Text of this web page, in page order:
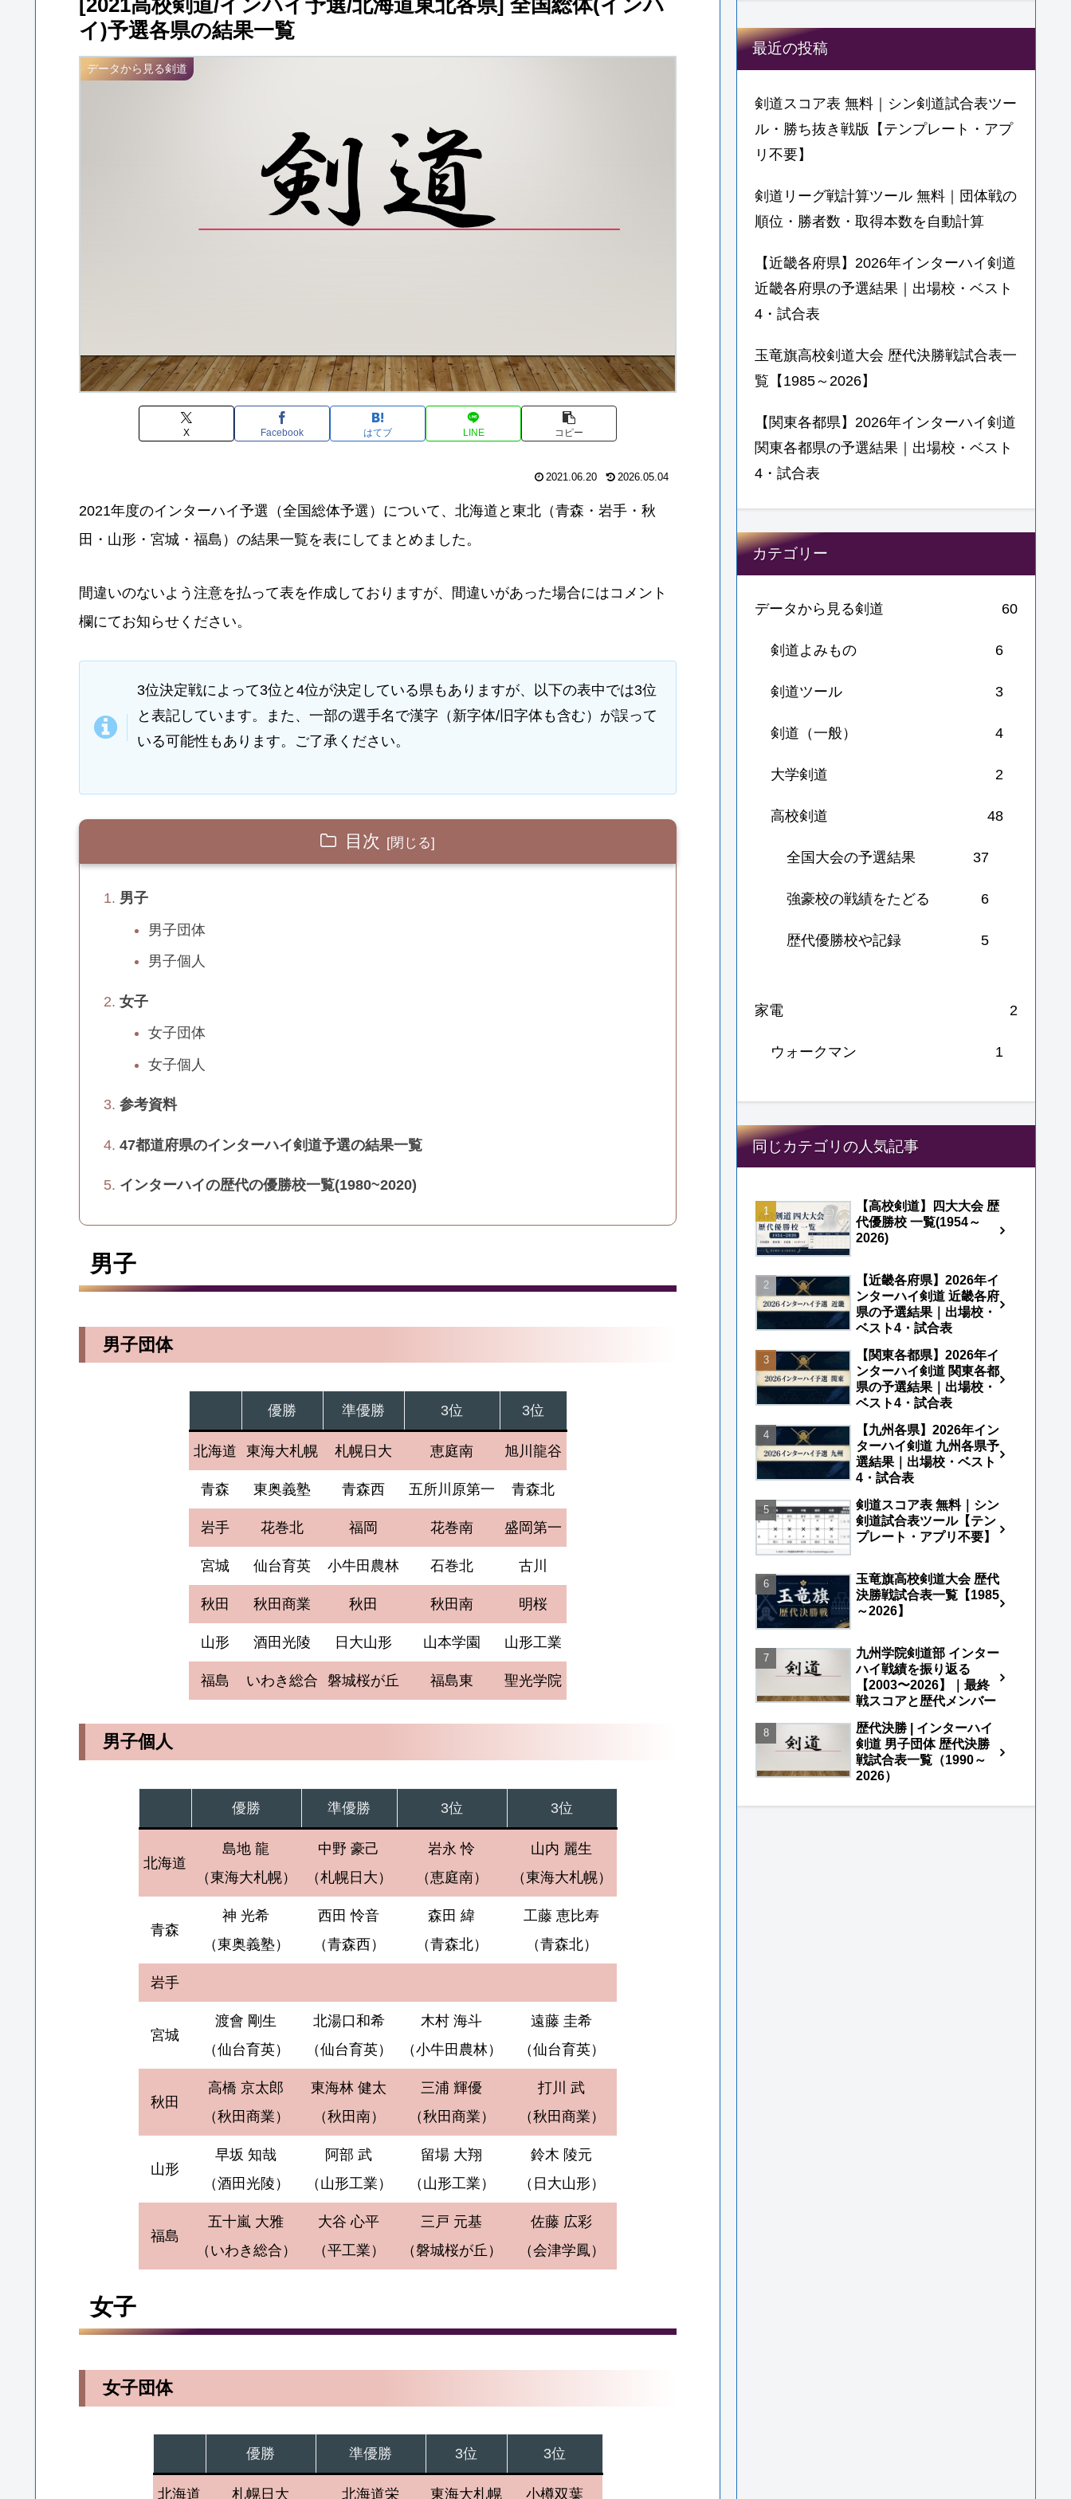
イ)予選各県の結果一覧
データから見る剣道
X Facebook はてブ LINE コピー
2021.06.20 2026.05.04
2021年度のインターハイ予選（全国総体予選）について、北海道と東北（青森・岩手・秋
田・山形・宮城・福島）の結果一覧を表にしてまとめました。
間違いのないよう注意を払って表を作成しておりますが、間違いがあった場合にはコメント
欄にてお知らせください。
3位決定戦によって3位と4位が決定している県もありますが、以下の表中では3位
と表記しています。また、一部の選手名で漢字（新字体/旧字体も含む）が誤って
いる可能性もあります。ご了承ください。
目次
男子
男子団体
男子個人
女子
女子団体
女子個人
参考資料
47都道府県のインターハイ剣道予選の結果一覧
インターハイの歴代の優勝校一覧(1980~2020)
男子
男子団体
優勝 準優勝 3位 3位
北海道 東海大札幌 札幌日大 恵庭南 旭川龍谷
青森 東奥義塾 青森西 五所川原第一 青森北
岩手 花巻北 福岡 花巻南 盛岡第一
宮城 仙台育英 小牛田農林 石巻北 古川
秋田 秋田商業 秋田 秋田南 明桜
山形 酒田光陵 日大山形 山本学園 山形工業
福島 いわき総合 磐城桜が丘 福島東 聖光学院
男子個人
優勝 準優勝 3位 3位
北海道
島地 龍
（東海大札幌）
中野 豪己
（札幌日大）
岩永 怜
（恵庭南）
山内 麗生
（東海大札幌）
青森
神 光希
（東奥義塾）
西田 怜音
（青森西）
森田 緯
（青森北）
工藤 恵比寿
（青森北）
岩手
宮城
渡會 剛生
（仙台育英）
北湯口和希
（仙台育英）
木村 海斗
（小牛田農林）
遠藤 圭希
（仙台育英）
秋田
高橋 京太郎
（秋田商業）
東海林 健太
（秋田南）
三浦 輝優
（秋田商業）
打川 武
（秋田商業）
山形
早坂 知哉
（酒田光陵）
阿部 武
（山形工業）
留場 大翔
（山形工業）
鈴木 陵元
（日大山形）
福島
五十嵐 大雅
（いわき総合）
大谷 心平
（平工業）
三戸 元基
（磐城桜が丘）
佐藤 広彩
（会津学鳳）
女子
女子団体
優勝 準優勝 3位 3位
北海道 札幌日大 北海道栄 東海大札幌 小樽双葉
最近の投稿
剣道スコア表 無料｜シン剣道試合表ツー
ル・勝ち抜き戦版【テンプレート・アプ
リ不要】
剣道リーグ戦計算ツール 無料｜団体戦の
順位・勝者数・取得本数を自動計算
【近畿各府県】2026年インターハイ剣道
近畿各府県の予選結果｜出場校・ベスト
4・試合表
玉竜旗高校剣道大会 歴代決勝戦試合表一
覧【1985～2026】
【関東各都県】2026年インターハイ剣道
関東各都県の予選結果｜出場校・ベスト
4・試合表
カテゴリー
データから見る剣道 60
剣道よみもの 6
剣道ツール 3
剣道（一般） 4
大学剣道 2
高校剣道 48
全国大会の予選結果 37
強豪校の戦績をたどる 6
歴代優勝校や記録 5
家電 2
ウォークマン 1
同じカテゴリの人気記事
【高校剣道】四大大会 歴
代優勝校 一覧(1954～
2026)
【近畿各府県】2026年イ
ンターハイ剣道 近畿各府
県の予選結果｜出場校・
ベスト4・試合表
【関東各都県】2026年イ
ンターハイ剣道 関東各都
県の予選結果｜出場校・
ベスト4・試合表
【九州各県】2026年イン
ターハイ剣道 九州各県予
選結果｜出場校・ベスト
4・試合表
剣道スコア表 無料｜シン
剣道試合表ツール【テン
プレート・アプリ不要】
玉竜旗高校剣道大会 歴代
決勝戦試合表一覧【1985
～2026】
九州学院剣道部 インター
ハイ戦績を振り返る
【2003〜2026】｜最終
戦スコアと歴代メンバー
歴代決勝 | インターハイ
剣道 男子団体 歴代決勝
戦試合表一覧（1990～
2026）